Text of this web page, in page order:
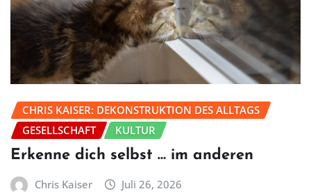
CHRIS KAISER: DEKONSTRUKTION DES ALLTAGS
GESELLSCHAFT
KULTUR
Erkenne dich selbst … im anderen
Chris Kaiser Juli 26, 2026